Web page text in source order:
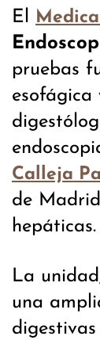
El
pruebas
Calleja
de
hepáticas.
La
una